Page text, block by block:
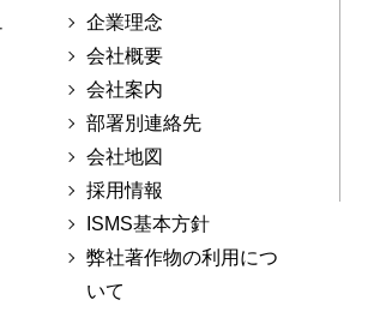
企業理念
会社概要
会社案内
部署別連絡先
会社地図
採用情報
ISMS基本方針
弊社著作物の利用につ
いて